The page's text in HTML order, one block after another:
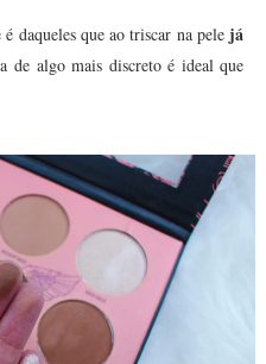
daqueles que ao triscar na pele já
de algo mais discreto é ideal que